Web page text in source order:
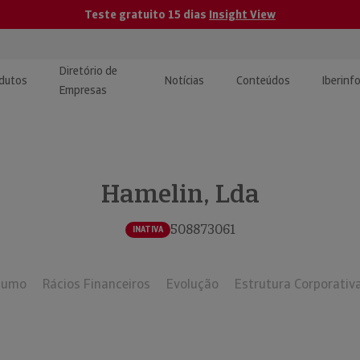
Teste gratuito 15 dias Insight View
e Monitorização de
Diretório de
Empresas
Notícias Conteúdos
| Estudos e
Hamelin, Lda
INATIVA 508873061
Rácios Financeiros Evolução Estrutura Corporativa